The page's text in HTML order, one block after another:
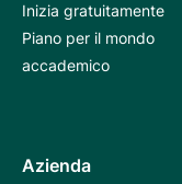
Inizia gratuitamente
Piano per il mondo
accademico
Azienda